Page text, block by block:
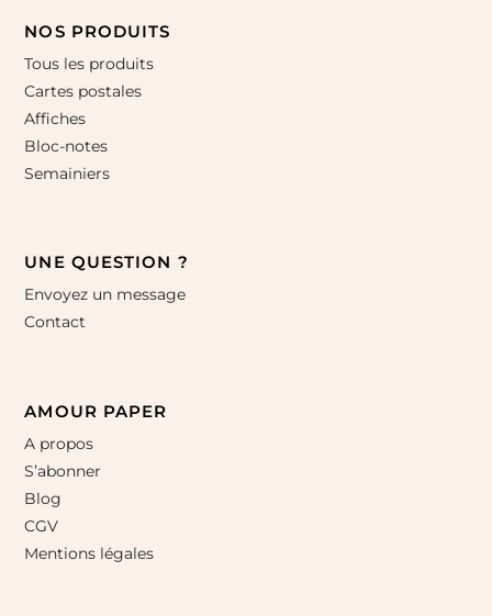
NOS PRODUITS
Tous les produits
Cartes postales
Affiches
Bloc-notes
Semainiers
UNE QUESTION ?
Envoyez un message
Contact
AMOUR PAPER
A propos
S’abonner
Blog
CGV
Mentions légales